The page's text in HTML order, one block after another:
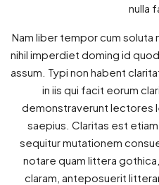
nulla
Nam liber tempor cum
nihil imperdiet doming id
assum. Typi non habent
in iis qui facit eorum
demonstraverunt lectores
saepius. Claritas est
sequitur mutationem
notare quam littera
claram, anteposuerit